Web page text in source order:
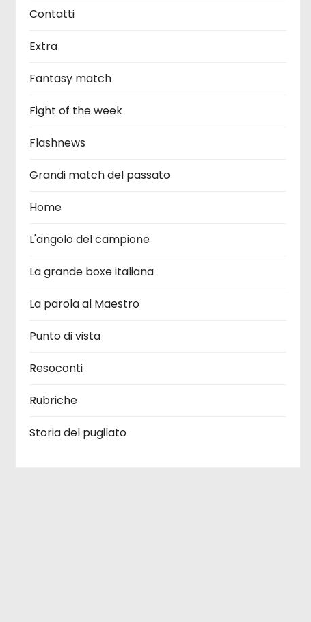
Contatti
Extra
Fantasy match
Fight of the week
Flashnews
Grandi match del passato
Home
L'angolo del campione
La grande boxe italiana
La parola al Maestro
Punto di vista
Resoconti
Rubriche
Storia del pugilato